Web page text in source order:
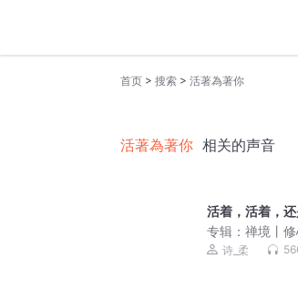
首页 > 搜索 > 活著為著你
活著為著你 相关的声音
活着，活着，
专辑： 禅境丨
生 诗_柔